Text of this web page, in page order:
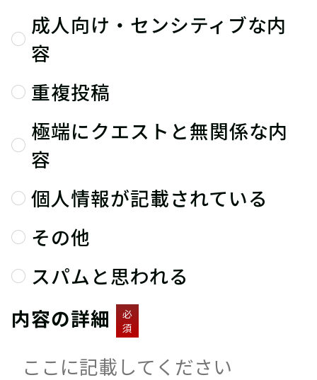
成人向け・センシティブな内
容
重複投稿
極端にクエストと無関係な内
容
個人情報が記載されている
その他
スパムと思われる
内容の詳細
必
須